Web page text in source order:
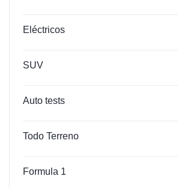
Eléctricos
SUV
Auto tests
Todo Terreno
Formula 1